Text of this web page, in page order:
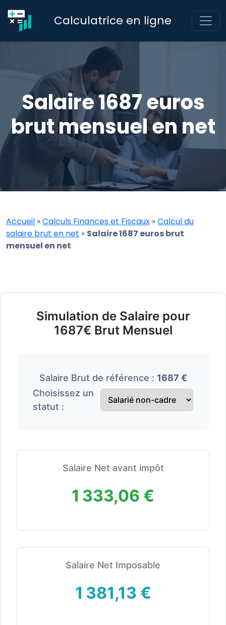
Calculatrice en ligne
Salaire 1687 euros
brut mensuel en net
Accueil »Calculs Finances et Fiscaux »Calcul du
salaire brut en net » Salaire 1687 euros brut
mensuel en net
Simulation de Salaire pour
1687€ Brut Mensuel
Salaire Brut de référence : 1687 €
Choisissez un
statut :
Salaire Net avant impôt
1 333,06 €
Salaire Net Imposable
1 381,13 €